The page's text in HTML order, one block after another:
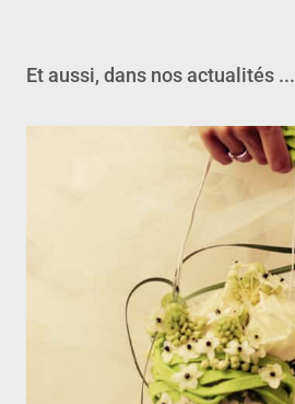
Et aussi, dans nos actualités ...